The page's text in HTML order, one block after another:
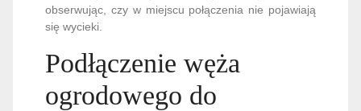
obserwując, czy w miejscu połączenia nie pojawiają
się wycieki.
Podłączenie węża
ogrodowego do